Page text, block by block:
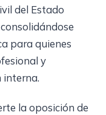
del Estado
para quienes
y
interna.
la oposición de